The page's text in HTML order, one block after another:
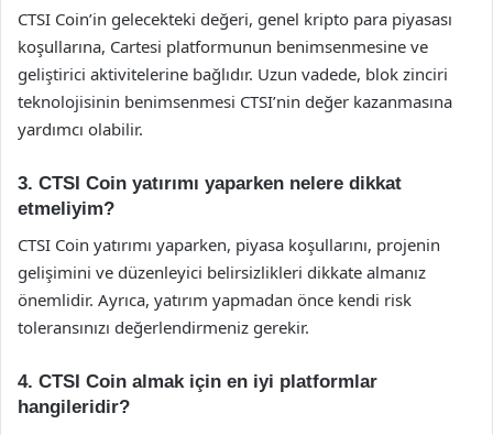
CTSI Coin’in gelecekteki değeri, genel kripto para piyasası
koşullarına, Cartesi platformunun benimsenmesine ve
geliştirici aktivitelerine bağlıdır. Uzun vadede, blok zinciri
teknolojisinin benimsenmesi CTSI’nin değer kazanmasına
yardımcı olabilir.
3. CTSI Coin yatırımı yaparken nelere dikkat
etmeliyim?
CTSI Coin yatırımı yaparken, piyasa koşullarını, projenin
gelişimini ve düzenleyici belirsizlikleri dikkate almanız
önemlidir. Ayrıca, yatırım yapmadan önce kendi risk
toleransınızı değerlendirmeniz gerekir.
4. CTSI Coin almak için en iyi platformlar
hangileridir?